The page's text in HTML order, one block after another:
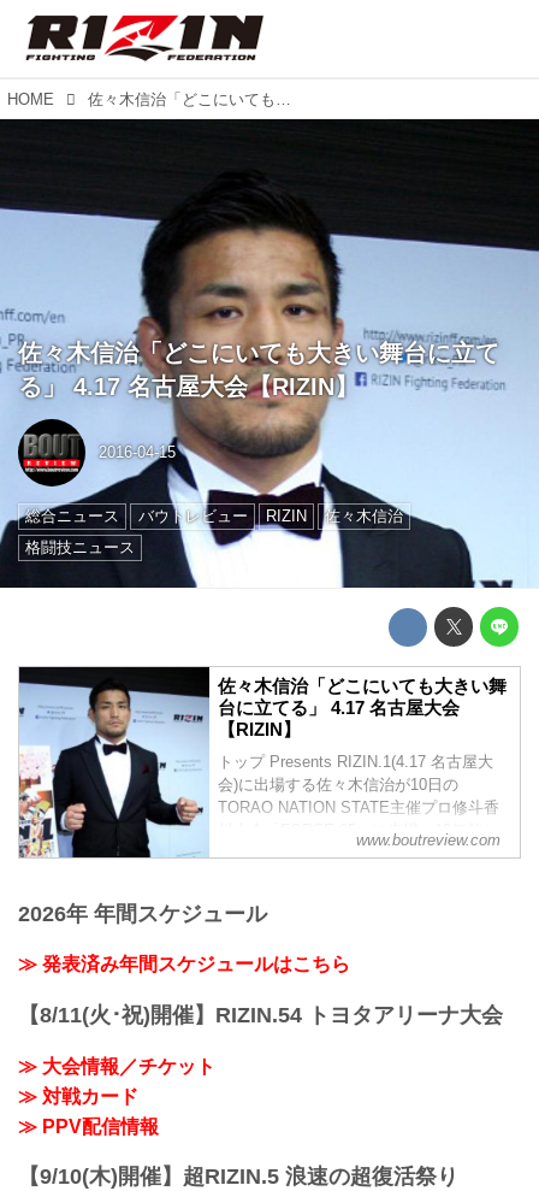
HOME 佐々木信治「どこにいても大きい舞台に立てる」 4.17 名古屋大会【RIZIN】
佐々木信治「どこにいても大きい舞台に立て
る」 4.17 名古屋大会【RIZIN】
2016-04-15
総合ニュース バウトレビュー RIZIN
佐々木信治
格闘技ニュース
佐々木信治「どこにいても大きい舞
台に立てる」 4.17 名古屋大会
【RIZIN】
トップ Presents RIZIN.1(4.17 名古屋大
会)に出場する佐々木信治が10日の
TORAO NATION STATE主催プロ修斗香
川大会「FORCE 05」に来場。10年前か
www.boutreview.com
2026年 年間スケジュール
≫ 発表済み年間スケジュールはこちら
【8/11(火･祝)開催】RIZIN.54 トヨタアリーナ大会
≫ 大会情報／チケット
≫ 対戦カード
≫ PPV配信情報
【9/10(木)開催】超RIZIN.5 浪速の超復活祭り